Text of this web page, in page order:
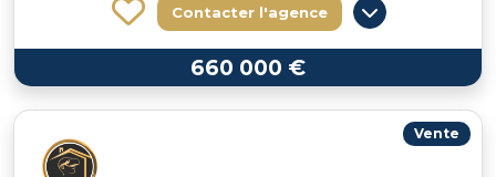
Contacter l'agence
660 000 €
Vente